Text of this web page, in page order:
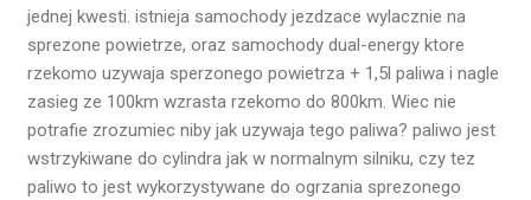
jednej kwesti. istnieja samochody jezdzace wylacznie na
sprezone powietrze, oraz samochody dual-energy ktore
rzekomo uzywaja sperzonego powietrza + 1,5l paliwa i nagle
zasieg ze 100km wzrasta rzekomo do 800km. Wiec nie
potrafie zrozumiec niby jak uzywaja tego paliwa? paliwo jest
wstrzykiwane do cylindra jak w normalnym silniku, czy tez
paliwo to jest wykorzystywane do ogrzania sprezonego